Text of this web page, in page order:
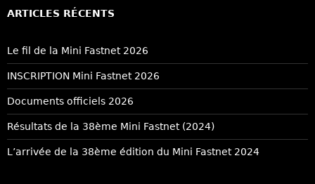
ARTICLES RÉCENTS
Le fil de la Mini Fastnet 2026
INSCRIPTION Mini Fastnet 2026
Documents officiels 2026
Résultats de la 38ème Mini Fastnet (2024)
L’arrivée de la 38ème édition du Mini Fastnet 2024